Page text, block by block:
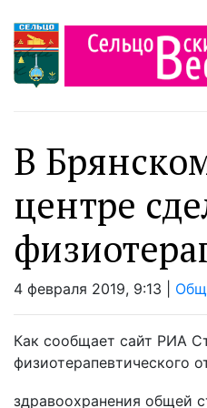
В
центре
4 февраля 2019, 9:13 |
Как сообщает сайт РИА
физиотерапевтического
здравоохранения общей